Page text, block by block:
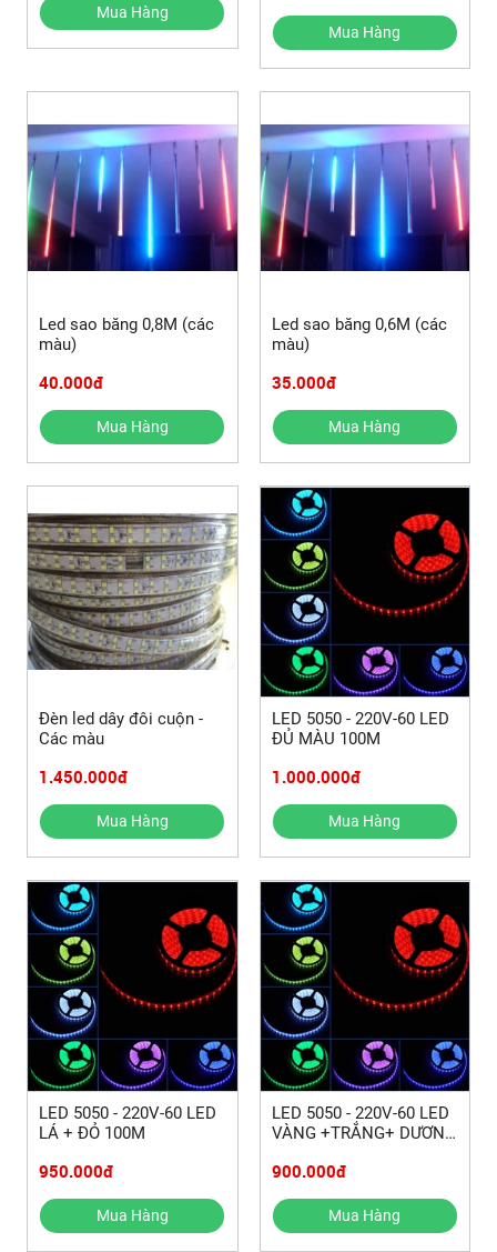
Mua Hàng
Mua Hàng
Led sao băng 0,8M (các
màu)
40.000đ
Mua Hàng
Led sao băng 0,6M (các
màu)
35.000đ
Mua Hàng
Đèn led dây đôi cuộn -
Các màu
1.450.000đ
Mua Hàng
LED 5050 - 220V-60 LED
ĐỦ MÀU 100M
1.000.000đ
Mua Hàng
LED 5050 - 220V-60 LED
LÁ + ĐỎ 100M
950.000đ
Mua Hàng
LED 5050 - 220V-60 LED
VÀNG +TRẮNG+ DƯƠNG
900.000đ
Mua Hàng